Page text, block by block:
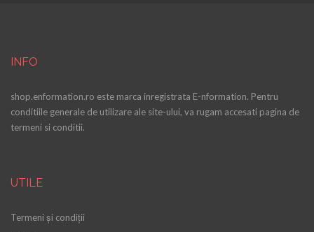
INFO
shop.enformation.ro este marca inregistrata E-nformation. Pentru
conditiile generale de utilizare ale site-ului, va rugam accesati pagina de
termeni si conditii.
UTILE
Termeni și condiții